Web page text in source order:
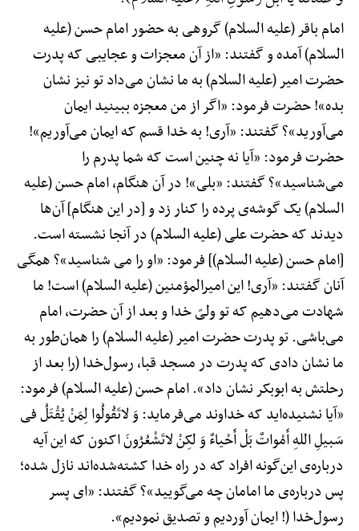
امام باقر (علیه السلام) گروهی به حضور امام حسن (علیه
السلام) آمده و گفتند: «از آن معجزات و عجایبی که پدرت
حضرت امیر (علیه السلام) به ما نشان می‌داد تو نیز نشان
بده»! حضرت فرمود: «اگر از من معجزه ببینید ایمان
می‌آورید»؟ گفتند: «آری! به خدا قسم که ایمان می‌آوریم»!
حضرت فرمود: «آیا نه چنین است که شما پدرم را
می‌شناسید»؟ گفتند: «بلی»! در آن هنگام، امام حسن (علیه
السلام) یک گوشه‌ی پرده را کنار زد و [در این هنگام] آن‌ها
دیدند که حضرت علی (علیه السلام) در آنجا نشسته است.
[امام حسن (علیه السلام)] فرمود: «او را می شناسید»؟ همگی
آنان گفتند: «آری! این امیرالمؤمنین (علیه السلام) است! ما
شهادت می‌دهیم که تو ولیّ خدا و بعد از آن حضرت، امام
می‌باشی. تو پدرت حضرت امیر (علیه السلام) را همان‌طور به
ما نشان دادی که پدرت در مسجد قبا، رسول‌خدا (را بعد از
رحلتش به ابوبکر نشان داد». امام حسن (علیه السلام) فرمود:
«آیا نشنیده‌اید که خداوند می‌فرماید: وَ لاتَقُولُوا لِمَنْ یُقْتَلُ فی
سَبیلِ اللهِ أَمْواتٌ بَلْ أَحْیاءٌ وَ لکِنْ لاتَشْعُرُونَ اکنون که این آیه
درباره‌ی این‌گونه افراد که در راه خدا کشته‌شده‌اند نازل شده؛
پس درباره‌ی ما امامان چه می‌گویید»؟ گفتند: «ای پسر
رسول‌خدا (! ایمان آوردیم و تصدیق نمودیم».